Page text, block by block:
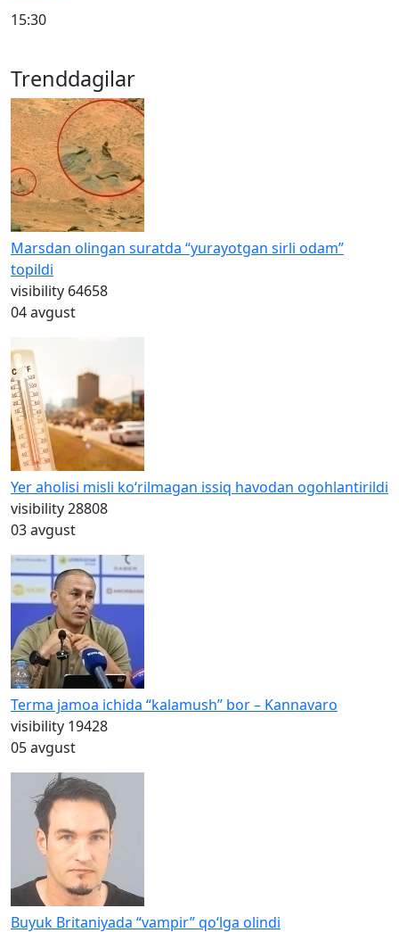
15:30
Trenddagilar
Marsdan olingan suratda “yurayotgan sirli odam”
topildi
visibility 64658
04 avgust
Yer aholisi misli ko‘rilmagan issiq havodan ogohlantirildi
visibility28808
03 avgust
Terma jamoa ichida “kalamush” bor – Kannavaro
visibility 19428
05 avgust
Buyuk Britaniyada “vampir” qo‘lga olindi